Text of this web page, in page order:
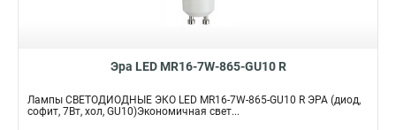
Эра LED MR16-7W-865-GU10 R
Лампы СВЕТОДИОДНЫЕ ЭКО LED MR16-7W-865-GU10 R ЭРА (диод,
софит, 7Вт, хол, GU10)Экономичная свет...